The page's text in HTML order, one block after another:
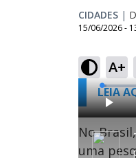
CIDADES |
15/06/2026 -
A+
LEIA
P
l
y
L
o
a
d
e
:
0
No
uma